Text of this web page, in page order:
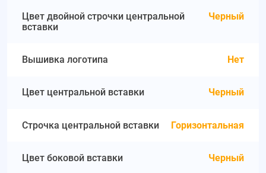
Цвет двойной строчки центральной
вставки
Черный
Вышивка логотипа Нет
Цвет центральной вставки Черный
Строчка центральной вставки Горизонтальная
Цвет боковой вставки Черный